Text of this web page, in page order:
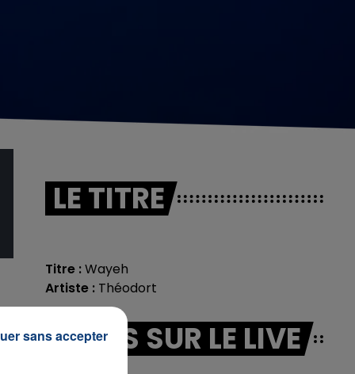
LE TITRE
Titre :Wayeh
Artiste :Théodort
INFOS SUR LE LIVE
sans accepter